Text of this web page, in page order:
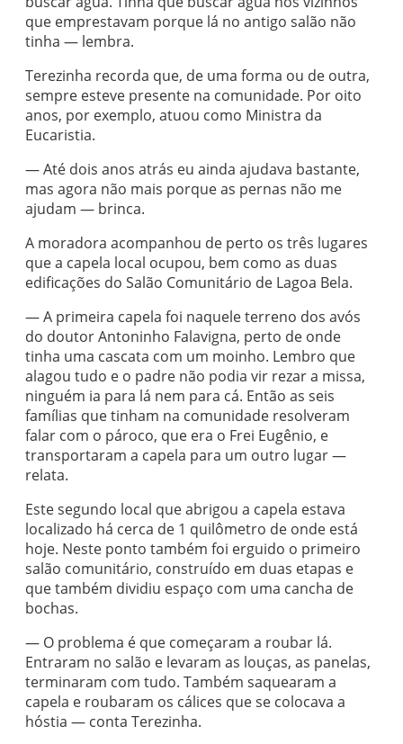
que emprestavam porque lá no antigo salão não
tinha — lembra.
Terezinha recorda que, de uma forma ou de outra,
sempre esteve presente na comunidade. Por oito
anos, por exemplo, atuou como Ministra da
Eucaristia.
— Até dois anos atrás eu ainda ajudava bastante,
mas agora não mais porque as pernas não me
ajudam — brinca.
A moradora acompanhou de perto os três lugares
que a capela local ocupou, bem como as duas
edificações do Salão Comunitário de Lagoa Bela.
— A primeira capela foi naquele terreno dos avós
do doutor Antoninho Falavigna, perto de onde
tinha uma cascata com um moinho. Lembro que
alagou tudo e o padre não podia vir rezar a missa,
ninguém ia para lá nem para cá. Então as seis
famílias que tinham na comunidade resolveram
falar com o pároco, que era o Frei Eugênio, e
transportaram a capela para um outro lugar —
relata.
Este segundo local que abrigou a capela estava
localizado há cerca de 1 quilômetro de onde está
hoje. Neste ponto também foi erguido o primeiro
salão comunitário, construído em duas etapas e
que também dividiu espaço com uma cancha de
bochas.
— O problema é que começaram a roubar lá.
Entraram no salão e levaram as louças, as panelas,
terminaram com tudo. Também saquearam a
capela e roubaram os cálices que se colocava a
hóstia — conta Terezinha.